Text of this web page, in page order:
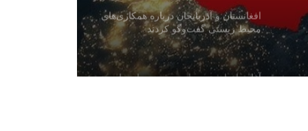
آغاز واردات تجهیزات برقی معیاری از
چین به افغانستان
وزارت آب و انرژی از احتمال وقوع